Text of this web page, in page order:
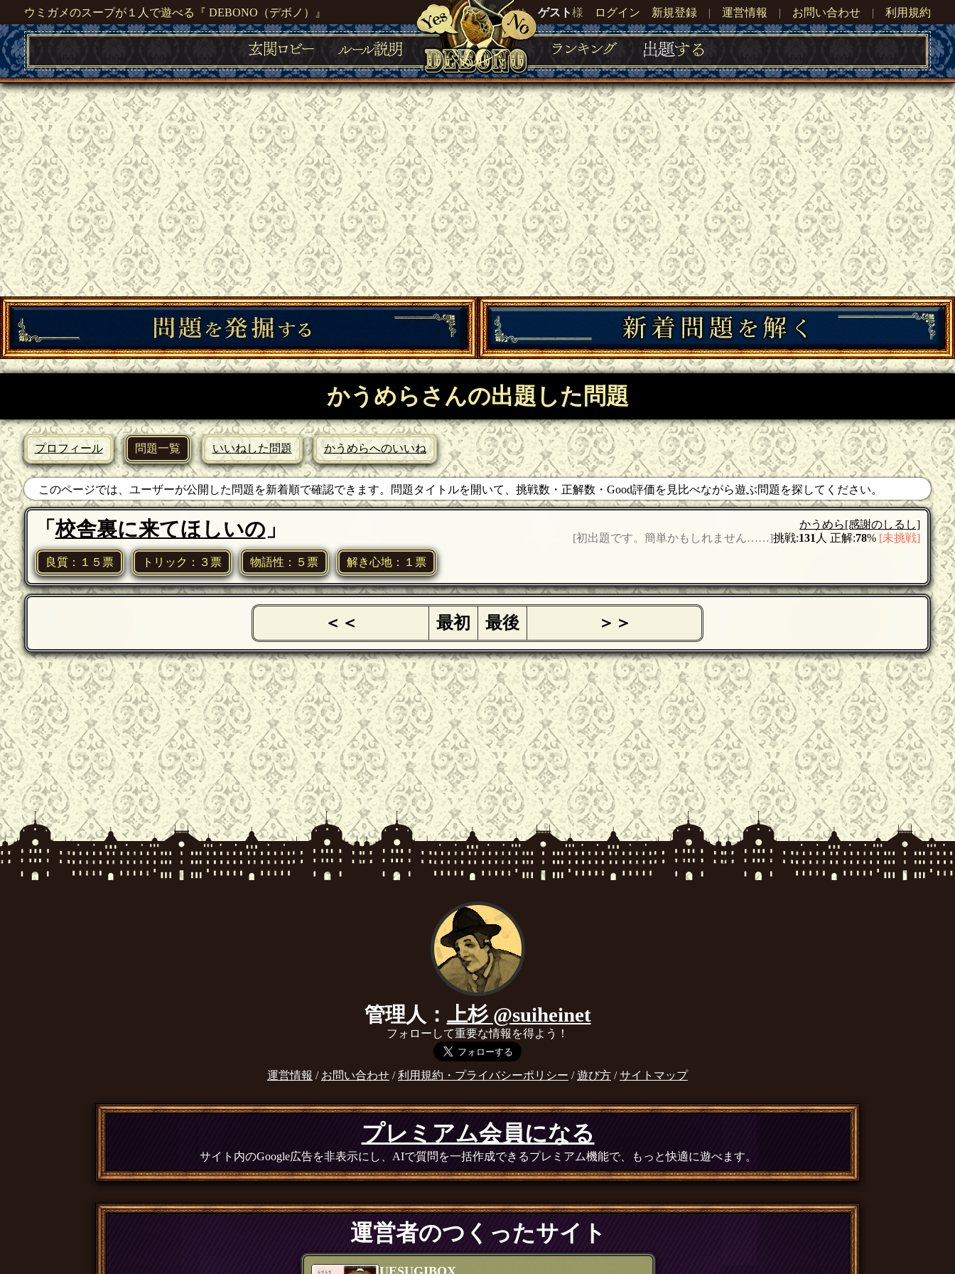
ウミガメのスープが１人で遊べる『 DEBONO（デボノ）』 いらっしゃいませ。ゲスト様 ログイン 新規登録 |運営情報 | お問い合わせ |利用規約
かうめらさんの出題した問題
プロフィール 問題一覧 いいねした問題 かうめらへのいいね
このページでは、ユーザーが公開した問題を新着順で確認できます。問題タイトルを開いて、挑戦数・正解数・Good評価を見比べながら遊ぶ問題を探してください。
「校舎裏に来てほしいの 」 かうめら[感謝のしるし]
挑戦:131 人 正解:78% [未挑戦]
[初出題です。簡単かもしれません……]
良質：１５票
トリック：３票 物語性：５票 解き心地：１票
＜＜ 最初 最後 ＞＞
管理人： 上杉 @suiheinet
フォローして重要な情報を得よう！
運営情報 / お問い合わせ /利用規約・プライバシーポリシー /遊び方 /サイトマップ
プレミアム会員になる
サイト内のGoogle広告を非表示にし、AIで質問を一括作成できるプレミアム機能で、もっと快適に遊べます。
運営者のつくったサイト